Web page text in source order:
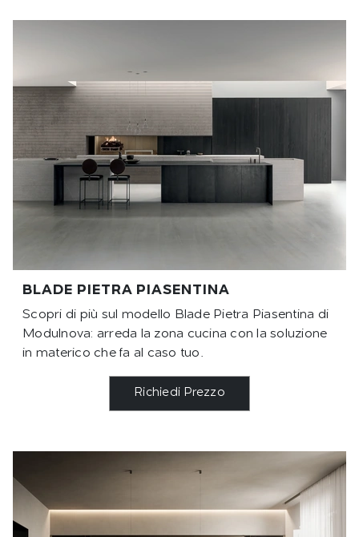
BLADE PIETRA PIASENTINA
Scopri di più sul modello Blade Pietra Piasentina di
Modulnova: arreda la zona cucina con la soluzione
in materico che fa al caso tuo.
Richiedi Prezzo